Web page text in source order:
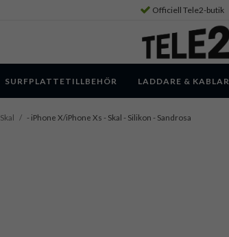
Officiell Tele2-butik
SURFPLATTETILLBEHÖR LADDARE & KABLAR
Skal / - iPhone X/iPhone Xs - Skal - Silikon - Sandrosa